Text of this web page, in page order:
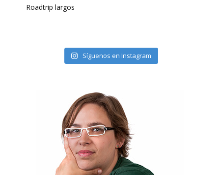
Roadtrip largos
Síguenos en Instagram